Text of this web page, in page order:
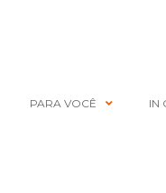
PARA VOCÊ IN